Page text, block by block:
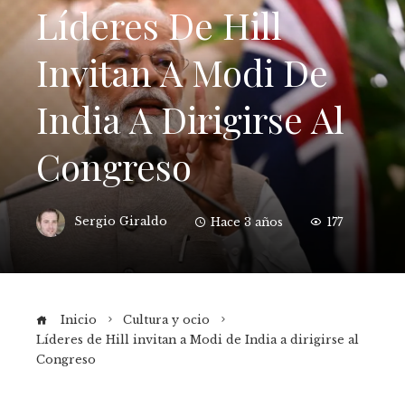
Líderes De Hill
Invitan A Modi De
India A Dirigirse Al
Congreso
Sergio Giraldo Hace 3 años 177
Inicio
Cultura y ocio
Líderes de Hill invitan a Modi de India a dirigirse al
Congreso